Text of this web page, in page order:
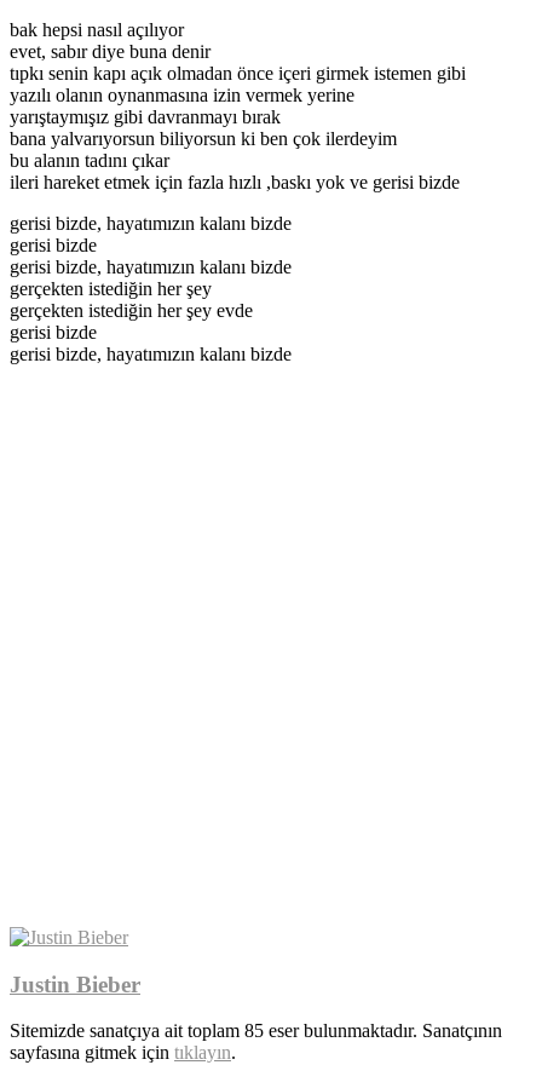
bak hepsi nasıl açılıyor
evet, sabır diye buna denir
tıpkı senin kapı açık olmadan önce içeri girmek istemen gibi
yazılı olanın oynanmasına izin vermek yerine
yarıştaymışız gibi davranmayı bırak
bana yalvarıyorsun biliyorsun ki ben çok ilerdeyim
bu alanın tadını çıkar
ileri hareket etmek için fazla hızlı ,baskı yok ve gerisi bizde
gerisi bizde, hayatımızın kalanı bizde
gerisi bizde
gerisi bizde, hayatımızın kalanı bizde
gerçekten istediğin her şey
gerçekten istediğin her şey evde
gerisi bizde
gerisi bizde, hayatımızın kalanı bizde
Justin Bieber
Sitemizde sanatçıya ait toplam 85 eser bulunmaktadır. Sanatçının
sayfasına gitmek için tıklayın.